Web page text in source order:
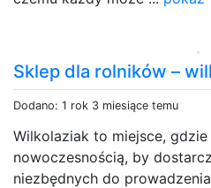
Sklep dla rolników –
Dodano: 1 rok 3 miesiące temu
Wilkolaziak to miejsce,
nowoczesnością, by
niezbędnych do